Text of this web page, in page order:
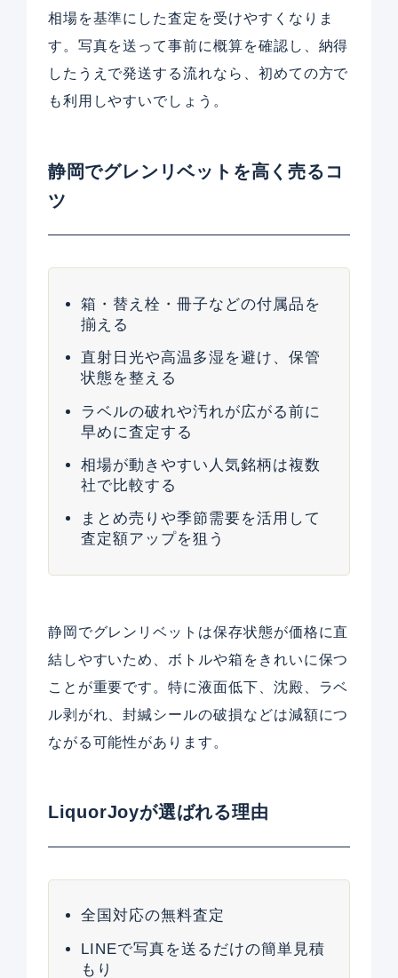
相場を基準にした査定を受けやすくなりま
す。写真を送って事前に概算を確認し、納得
したうえで発送する流れなら、初めての方で
も利用しやすいでしょう。
静岡でグレンリベットを高く売るコ
ツ
箱・替え栓・冊子などの付属品を
揃える
直射日光や高温多湿を避け、保管
状態を整える
ラベルの破れや汚れが広がる前に
早めに査定する
相場が動きやすい人気銘柄は複数
社で比較する
まとめ売りや季節需要を活用して
査定額アップを狙う
静岡でグレンリベットは保存状態が価格に直
結しやすいため、ボトルや箱をきれいに保つ
ことが重要です。特に液面低下、沈殿、ラベ
ル剥がれ、封緘シールの破損などは減額につ
ながる可能性があります。
LiquorJoyが選ばれる理由
全国対応の無料査定
LINEで写真を送るだけの簡単見積
もり